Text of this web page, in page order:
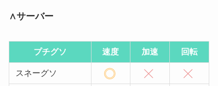
∧サーバー
プチグソ 速度 加速 回転
スネーグソ